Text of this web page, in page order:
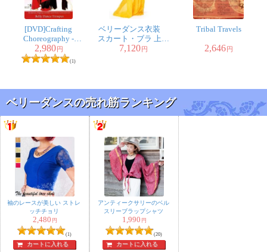
[DVD]Crafting
Choreography -
Starring Bellydance
Soulfire
2,980円
(1)
ベリーダンス衣装
スカート・ブラ 上下
セット
7,120円
Tribal Travels
2,646円
ベリーダンスの売れ筋ランキング
袖のレースが美しい ストレ
ッチチョリ
2,480 円
(1)
カートに入れる
アンティークサリーのベル
スリーブラップシャツ
1,990 円
(20)
カートに入れる